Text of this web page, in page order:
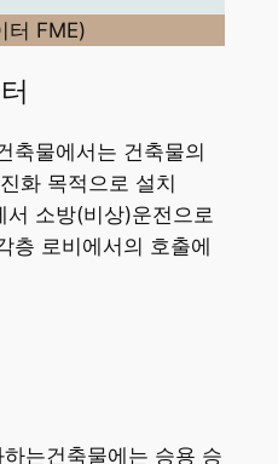
터 FME)
축물에서는 건축물의
화 목적으로 설치
서 소방(비상)운전으로
층 로비에서의 호출에
하는건축물에는 승용 승